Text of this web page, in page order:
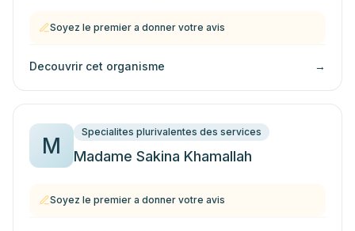
Soyez le premier a donner votre avis
Decouvrir cet organisme →
M
Specialites plurivalentes des services
Madame Sakina Khamallah
Soyez le premier a donner votre avis